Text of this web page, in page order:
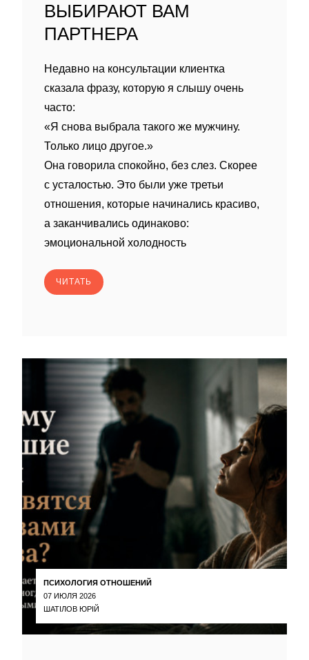
ВЫБИРАЮТ ВАМ
ПАРТНЕРА
Недавно на консультации клиентка
сказала фразу, которую я слышу очень
часто:
«Я снова выбрала такого же мужчину.
Только лицо другое.»
Она говорила спокойно, без слез. Скорее
с усталостью. Это были уже третьи
отношения, которые начинались красиво,
а заканчивались одинаково:
эмоциональной холодность
ЧИТАТЬ
ПСИХОЛОГИЯ ОТНОШЕНИЙ
07 ИЮЛЯ 2026
ШАТІЛОВ ЮРІЙ